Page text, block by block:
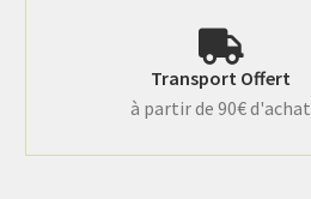
Transport Offert
à partir de 90€ d'achat